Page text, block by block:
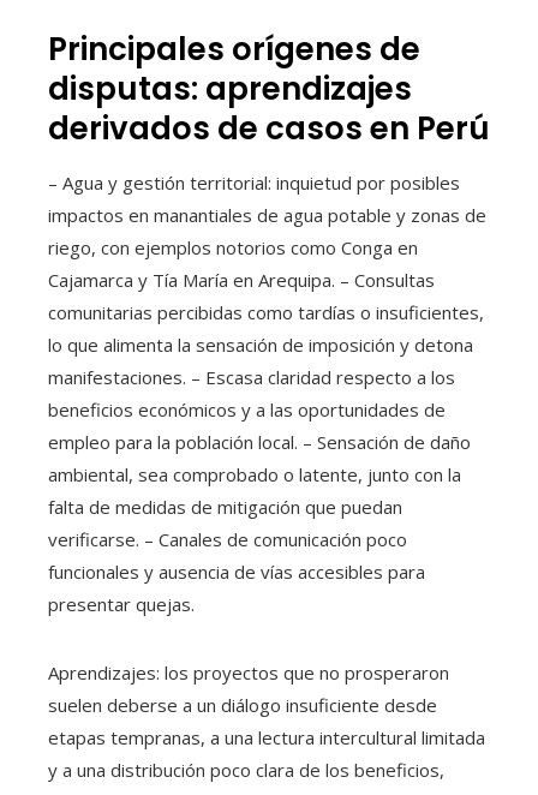
Principales orígenes de
disputas: aprendizajes
derivados de casos en Perú
– Agua y gestión territorial: inquietud por posibles
impactos en manantiales de agua potable y zonas de
riego, con ejemplos notorios como Conga en
Cajamarca y Tía María en Arequipa. – Consultas
comunitarias percibidas como tardías o insuficientes,
lo que alimenta la sensación de imposición y detona
manifestaciones. – Escasa claridad respecto a los
beneficios económicos y a las oportunidades de
empleo para la población local. – Sensación de daño
ambiental, sea comprobado o latente, junto con la
falta de medidas de mitigación que puedan
verificarse. – Canales de comunicación poco
funcionales y ausencia de vías accesibles para
presentar quejas.
Aprendizajes: los proyectos que no prosperaron
suelen deberse a un diálogo insuficiente desde
etapas tempranas, a una lectura intercultural limitada
y a una distribución poco clara de los beneficios,